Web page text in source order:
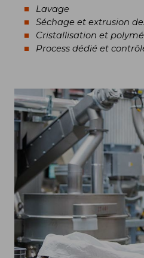
Lavage
Séchage et extrusion
Cristallisation et
Process dédié et